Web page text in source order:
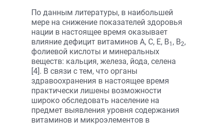
По данным литературы, в наибольшей
мере на снижение показателей здоровья
нации в настоящее время оказывает
влияние дефицит витаминов А, С, Е, В1 , В2,
фолиевой кислоты и минеральных
веществ: кальция, железа, йода, селена
[4]. В связи с тем, что органы
здравоохранения в настоящее время
практически лишены возможности
широко обследовать население на
предмет выявления уровня содержания
витаминов и микроэлементов в